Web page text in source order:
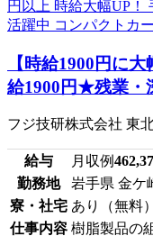
【時給1900円に
給1900円★残業・
フジ技研株式会社 東
給与 月収例
勤務地
岩手県 金ケ
寮・社宅 あり（無料）
仕事内容 樹脂製品の